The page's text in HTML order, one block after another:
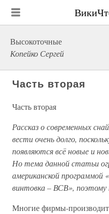
Высокоточные
Копейко Сергей
Часть вторая
Часть вторая
Рассказ о современных
вести очень долго,
появляются всё новые и
Но тема данной статьи
американской программой
винтовка – ВСВ»,
Многие фирмы-